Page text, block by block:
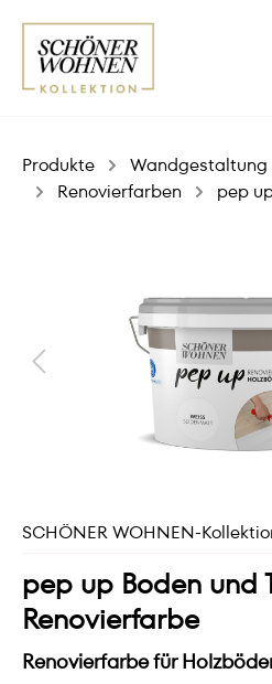
Produkte Wandgestaltung
Renovierfarben
pep
SCHÖNER WOHNEN-
pep up Boden und
Renovierfarbe
Renovierfarbe für